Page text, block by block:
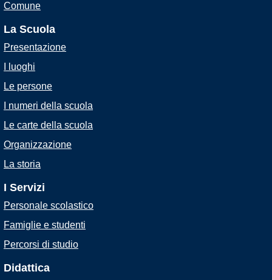
Comune
La Scuola
Presentazione
I luoghi
Le persone
I numeri della scuola
Le carte della scuola
Organizzazione
La storia
I Servizi
Personale scolastico
Famiglie e studenti
Percorsi di studio
Didattica